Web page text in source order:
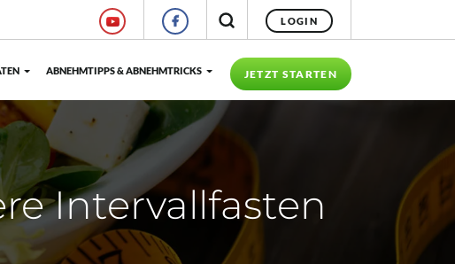
LOGIN
JETZT STARTEN
ABNEHMTIPPS & ABNEHMTRICKS
Intervallfasten